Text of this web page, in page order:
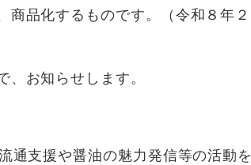
品化するものです。（令和８年２
お知らせします。
支援や醤油の魅力発信等の活動を